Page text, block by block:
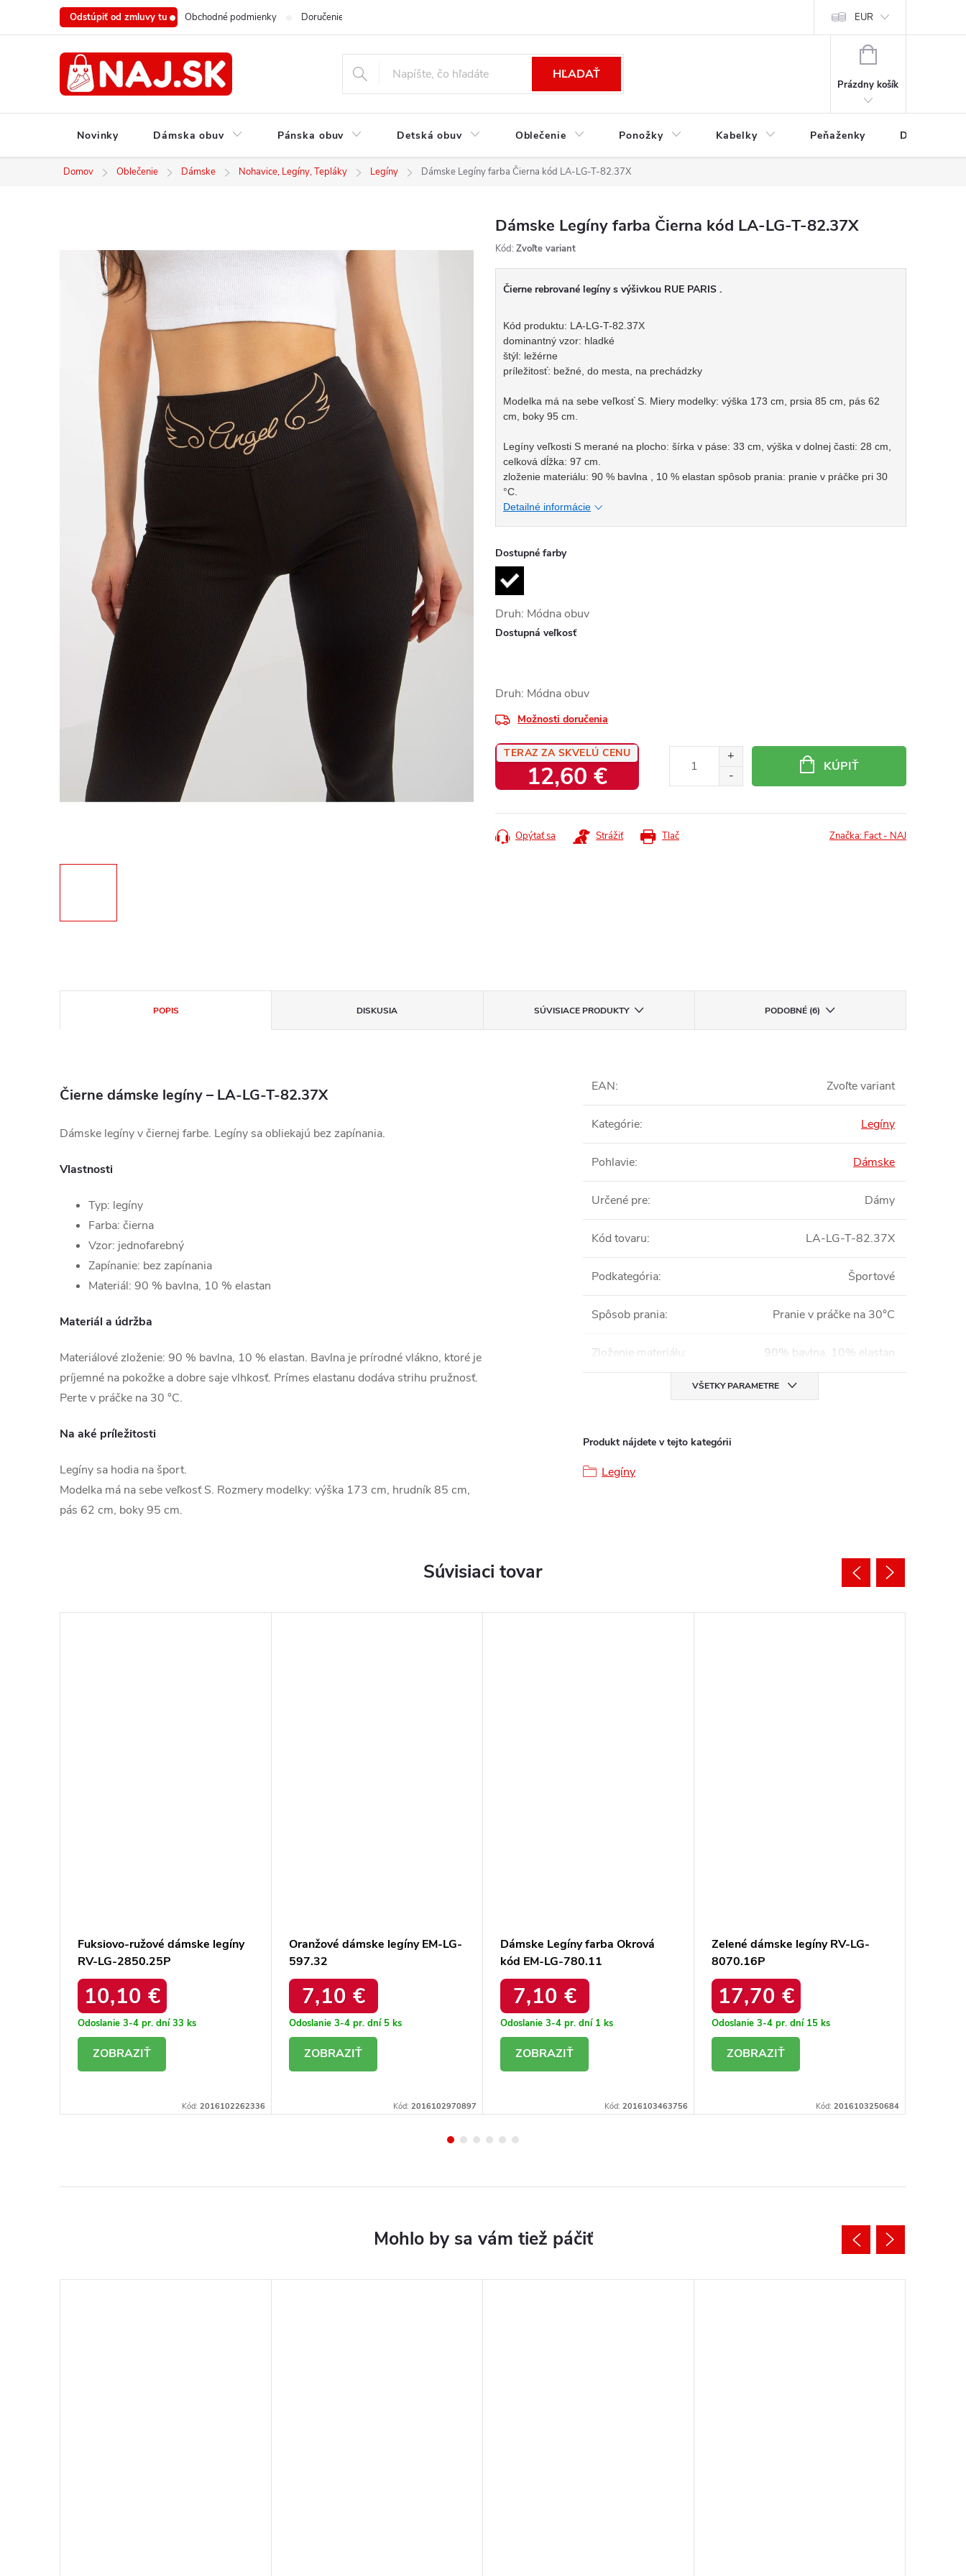
Odstúpiť od zmluvy tu Obchodné podmienky Doručenie a platba Podmienky ochrany osobných údajov
EUR
HĽADAŤ
NÁKUPNÝ
Prázdny košík
Novinky Dámska obuv Pánska obuv Detská obuv Oblečenie Ponožky Kabelky Peňaženky Drogéria
Domov Oblečenie Dámske Nohavice, Legíny, Tepláky Legíny Dámske Legíny farba Čierna kód LA-LG-T-82.37X
Dámske Legíny farba Čierna kód LA-LG-T-82.37X
Kód: Zvoľte variant
Čierne rebrované legíny s výšivkou RUE PARIS .
Kód produktu: LA-LG-T-82.37X
dominantný vzor: hladké
štýl: ležérne
príležitosť: bežné, do mesta, na prechádzky
Modelka má na sebe veľkosť S. Miery modelky: výška 173 cm, prsia 85 cm, pás 62
cm, boky 95 cm.
Legíny veľkosti S merané na plocho: šírka v páse: 33 cm, výška v dolnej časti: 28 cm,
celková dĺžka: 97 cm.
zloženie materiálu: 90 % bavlna , 10 % elastan spôsob prania: pranie v práčke pri 30
°C.
Detailné informácie
Dostupné farby
Druh: Módna obuv
Dostupná veľkosť
Druh: Módna obuv
Možnosti doručenia
TERAZ ZA SKVELÚ CENU
12,60 €
cena:
KÚPIŤ
Tlač
Opýtať sa Strážiť Značka: Fact - NAJ
POPIS DISKUSIA SÚVISIACE PRODUKTY PODOBNÉ (6)
Čierne dámske legíny – LA-LG-T-82.37X
Dámske legíny v čiernej farbe. Legíny sa obliekajú bez zapínania.
Vlastnosti
Typ: legíny
Farba: čierna
Vzor: jednofarebný
Zapínanie: bez zapínania
Materiál: 90 % bavlna, 10 % elastan
Materiál a údržba
Materiálové zloženie: 90 % bavlna, 10 % elastan. Bavlna je prírodné vlákno, ktoré je
príjemné na pokožke a dobre saje vlhkosť. Prímes elastanu dodáva strihu pružnosť.
Perte v práčke na 30 °C.
Na aké príležitosti
Legíny sa hodia na šport.
Modelka má na sebe veľkosť S. Rozmery modelky: výška 173 cm, hrudník 85 cm,
pás 62 cm, boky 95 cm.
EAN: Zvoľte variant
Kategórie: Legíny
Pohlavie: Dámske
Určené pre: Dámy
Kód tovaru: LA-LG-T-82.37X
Podkategória: Športové
Spôsob prania: Pranie v práčke na 30°C
Zloženie materiálu : 90% bavlna, 10% elastan
VŠETKY PARAMETRE
Produkt nájdete v tejto kategórii
Legíny
Súvisiaci tovar
Fuksiovo-ružové dámske legíny
RV-LG-2850.25P
10,10 €
Odoslanie 3-4 pr. dní33 ks
Kód: 2016102262336
Oranžové dámske legíny EM-LG-
597.32
7,10 €
Odoslanie 3-4 pr. dní 5 ks
Kód: 2016102970897
Dámske Legíny farba Okrová
kód EM-LG-780.11
7,10 €
Odoslanie 3-4 pr. dní 1 ks
Kód: 2016103463756
Zelené dámske legíny RV-LG-
8070.16P
17,70 €
Odoslanie 3-4 pr. dní 15 ks
Kód: 2016103250684